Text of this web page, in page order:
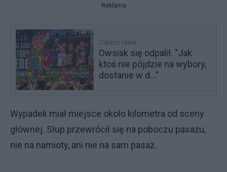
Reklama
Zobacz także
Owsiak się odpalił. "Jak
ktoś nie pójdzie na wybory,
dostanie w d..."
Wypadek miał miejsce około kilometra od sceny
głównej. Słup przewrócił się na poboczu pasażu,
nie na namioty, ani nie na sam pasaż.